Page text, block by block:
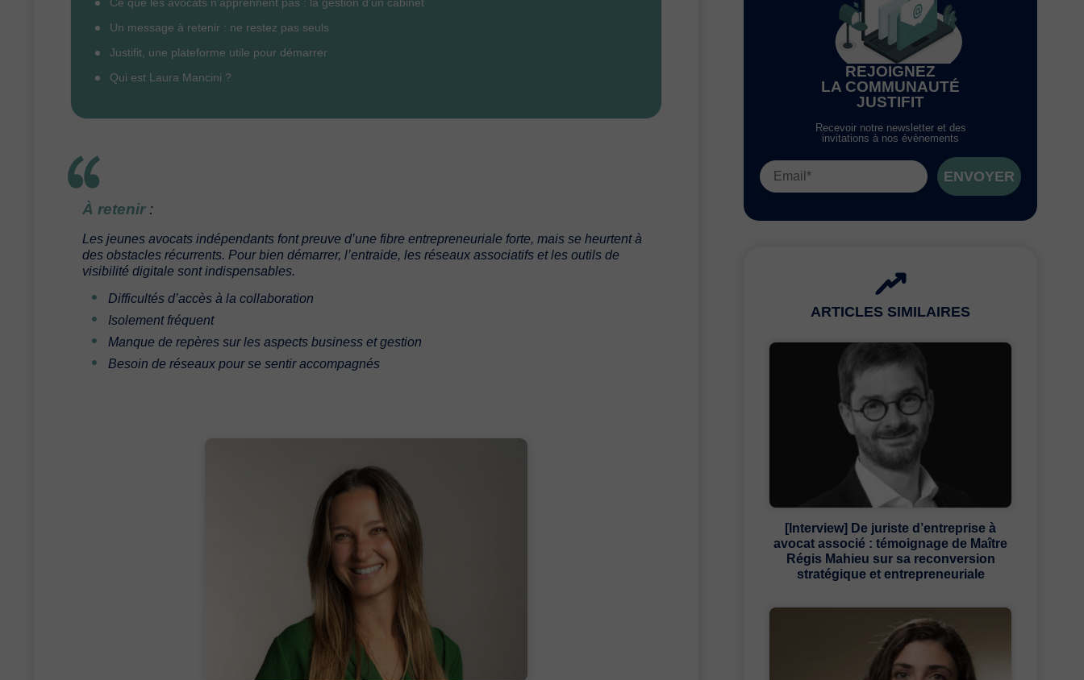
Un message à retenir : ne restez pas seuls
Justifit, une plateforme utile pour démarrer
Qui est Laura Mancini ?
À retenir:
Les jeunes avocats indépendants font preuve d’une fibre entrepreneuriale forte, mais se heurtent à
des obstacles récurrents. Pour bien démarrer, l’entraide, les réseaux associatifs et les outils de
visibilité digitale sont indispensables.
Difficultés d’accès à la collaboration
Isolement fréquent
Manque de repères sur les aspects business et gestion
Besoin de réseaux pour se sentir accompagnés
REJOIGNEZ
LA COMMUNAUTÉ
JUSTIFIT
Recevoir notre newsletter et des
invitations à nos évènements
ENVOYER
ARTICLES SIMILAIRES
[Interview] De juriste d’entreprise à
avocat associé : témoignage de Maître
Régis Mahieu sur sa reconversion
stratégique et entrepreneuriale